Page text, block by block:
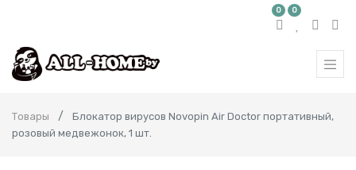
0 0
Товары
Блокатор вирусов Novopin Air Doctor портативный,
розовый медвежонок, 1 шт.